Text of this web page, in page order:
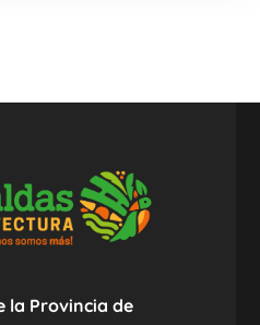
la Provincia de